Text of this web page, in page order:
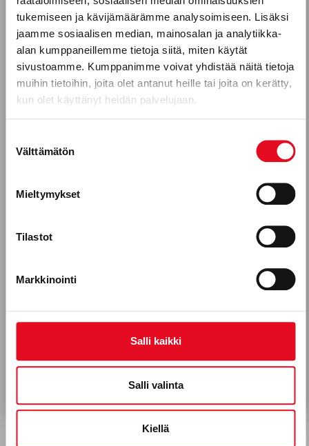
tukemiseen ja kävijämäärämme analysoimiseen. Lisäksi
jaamme sosiaalisen median, mainosalan ja analytiikka-
alan kumppaneillemme tietoja siitä, miten käytät
sivustoamme. Kumppanimme voivat yhdistää näitä tietoja
muihin tietoihin, joita olet antanut heille tai joita on kerätty,
kun olet käyttänyt heidän palvelujaan.
valinta
Välttämätön
Mieltymykset
Tilastot
Markkinointi
Salli kaikki
Salli valinta
Kiellä
Pikkueväs, joka on valloittanut koko Suomen.
Lue lisää
MYYNTI ,YRITYS
Kuka hullu investoi Itä-
Suomeen ja alkoi tekemään
kilpailtua palaleipää?
Näin syntyi Korpikulkijan ruispala. Maukas ja
Puhelinnumero
Mitkä seuraavista aihealueista
kiinnostavat sinua?
Reseptit
Porokylän leipomo Oy, leipomoala
Hyväksyn Porokylän Leipomo Oy:n viestinnän.*
Tietosuojaseloste
Tilaa uutiskirje